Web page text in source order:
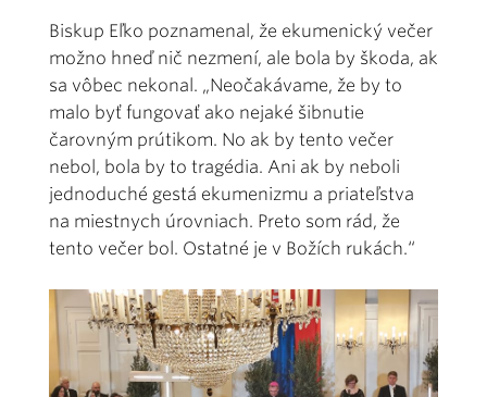
Biskup Eľko poznamenal, že ekumenický večer
možno hneď nič nezmení, ale bola by škoda, ak
sa vôbec nekonal. „Neočakávame, že by to
malo byť fungovať ako nejaké šibnutie
čarovným prútikom. No ak by tento večer
nebol, bola by to tragédia. Ani ak by neboli
jednoduché gestá ekumenizmu a priateľstva
na miestnych úrovniach. Preto som rád, že
tento večer bol. Ostatné je v Božích rukách.“